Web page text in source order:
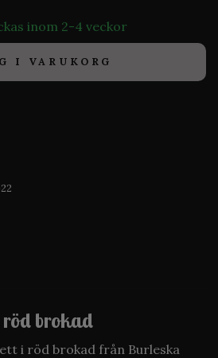
inom 2-4 veckor
I VARUKORG
brokad
i röd brokad från Burleska